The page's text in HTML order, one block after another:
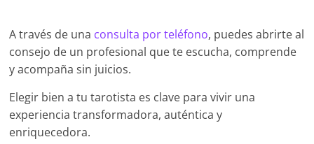
A través de una consulta por teléfono, puedes abrirte al
consejo de un profesional que te escucha, comprende
y acompaña sin juicios.
Elegir bien a tu tarotista es clave para vivir una
experiencia transformadora, auténtica y
enriquecedora.